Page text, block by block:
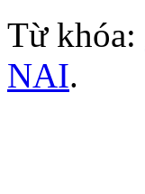
Từ khóa:
NAI.